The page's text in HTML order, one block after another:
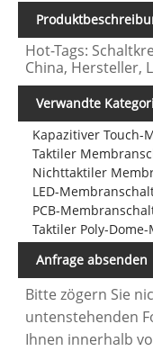
Hot-Tags:
China, Hersteller,
Verwandte
Kapazitiver Touch-
Taktiler
Nichttaktiler
LED-
PCB-
Taktiler Poly-
Anfrage absenden
Bitte zögern Sie
untenstehenden
Ihnen innerhalb